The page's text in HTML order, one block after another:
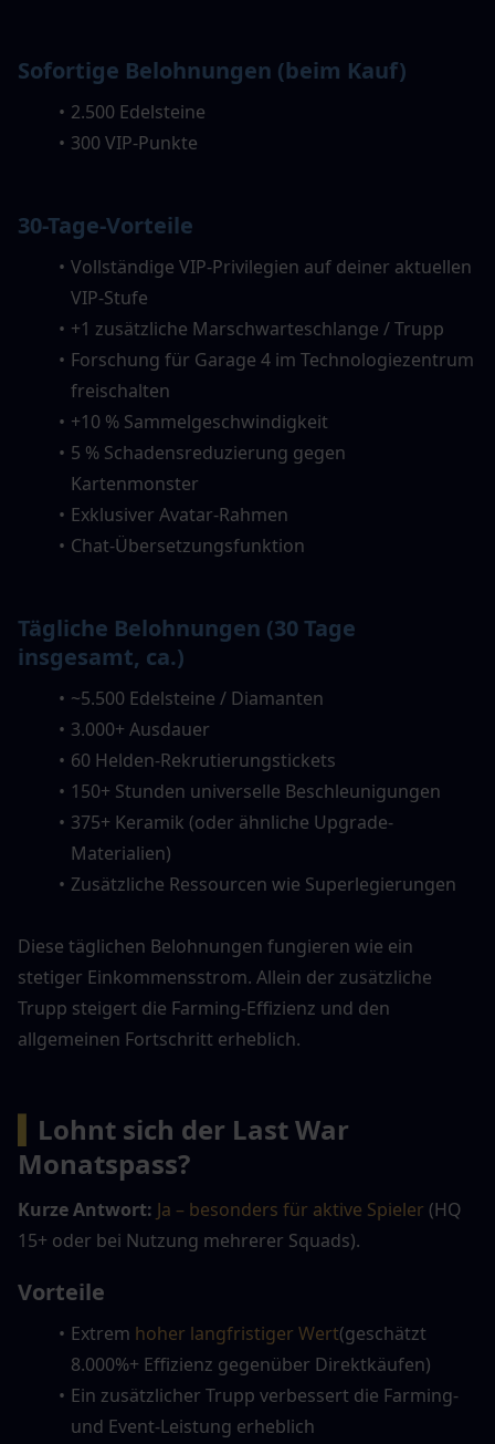
Sofortige Belohnungen (beim Kauf)
2.500 Edelsteine
300 VIP-Punkte
30-Tage-Vorteile
Vollständige VIP-Privilegien auf deiner aktuellen
VIP-Stufe
+1 zusätzliche Marschwarteschlange / Trupp
Forschung für Garage 4 im Technologiezentrum
freischalten
+10 % Sammelgeschwindigkeit
5 % Schadensreduzierung gegen
Kartenmonster
Exklusiver Avatar-Rahmen
Chat-Übersetzungsfunktion
Tägliche Belohnungen (30 Tage
insgesamt, ca.)
~5.500 Edelsteine / Diamanten
3.000+ Ausdauer
60 Helden-Rekrutierungstickets
150+ Stunden universelle Beschleunigungen
375+ Keramik (oder ähnliche Upgrade-
Materialien)
Zusätzliche Ressourcen wie Superlegierungen
Diese täglichen Belohnungen fungieren wie ein
stetiger Einkommensstrom. Allein der zusätzliche
Trupp steigert die Farming-Effizienz und den
allgemeinen Fortschritt erheblich.
Lohnt sich der Last War
Monatspass?
Kurze Antwort: Ja – besonders für aktive Spieler (HQ
15+ oder bei Nutzung mehrerer Squads).
Vorteile
Extrem hoher langfristiger Wert(geschätzt
8.000%+ Effizienz gegenüber Direktkäufen)
Ein zusätzlicher Trupp verbessert die Farming-
und Event-Leistung erheblich